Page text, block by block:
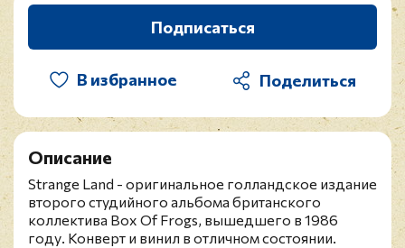
Подписаться
В избранное
Описание
Strange Land - оригинальное голландское издание
второго студийного альбома британского
коллектива Box Of Frogs, вышедшего в 1986
году. Конверт и винил в отличном состоянии.